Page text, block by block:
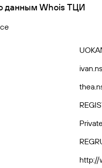
данным Whois ТЦИ
http://